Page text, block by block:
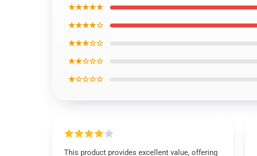
★★★★★
★★★★☆
★★★☆☆
★★☆☆☆
★☆☆☆☆
This product provides excellent value, offering